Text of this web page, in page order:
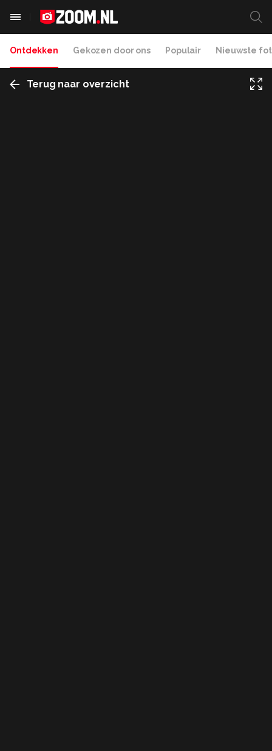
Ontdekken Gekozen door ons Populair Nieuwste
Terug naar overzicht